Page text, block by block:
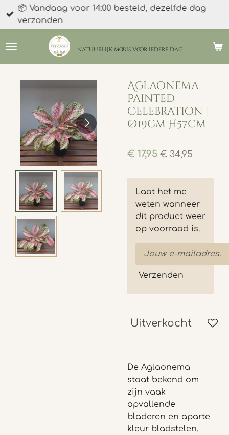
Ga
direct
de
natuurlijk moois voor iedere dag
📦 Vandaag voor 14:00 besteld, dezelfde dag
verzonden
Aglaonema
Painted
Celebration |
Ø19cm H57cm
€ 17,95 € 34,95
Laat het me
weten wanneer
dit product weer
op voorraad is.
Verzenden
Uitverkocht
De Aglaonema
staat bekend om
zijn vaak
opvallende
bladeren en aparte
kleur bladstelen.